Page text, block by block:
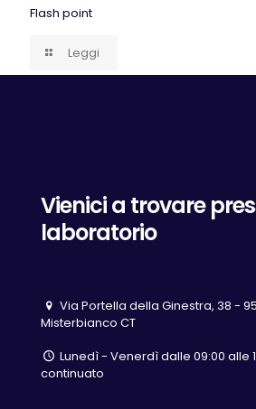
Flash point
Leggi
Vienici a trovare
laboratorio
Via Portella della Ginestra, 38 -
Misterbianco CT
Lunedì - Venerdì dalle 09:00 alle
continuato